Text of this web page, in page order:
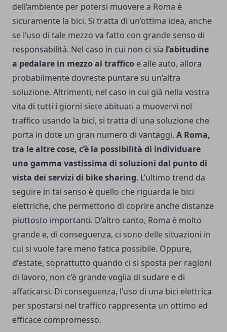
dell’ambiente per potersi muovere a Roma è
sicuramente la bici. Si tratta di un’ottima idea, anche
se l’uso di tale mezzo va fatto con grande senso di
responsabilità. Nel caso in cui non ci sia l’abitudine
a pedalare in mezzo al traffico e alle auto, allora
probabilmente dovreste puntare su un’altra
soluzione. Altrimenti, nel caso in cui già nella vostra
vita di tutti i giorni siete abituati a muovervi nel
traffico usando la bici, si tratta di una soluzione che
porta in dote un gran numero di vantaggi. A Roma,
tra le altre cose, c’è la possibilità di individuare
una gamma vastissima di soluzioni dal punto di
vista dei servizi di bike sharing. L’ultimo trend da
seguire in tal senso è quello che riguarda le bici
elettriche, che permettono di coprire anche distanze
piuttosto importanti. D’altro canto, Roma è molto
grande e, di conseguenza, ci sono delle situazioni in
cui si vuole fare meno fatica possibile. Oppure,
d’estate, soprattutto quando ci si sposta per ragioni
di lavoro, non c’è grande voglia di sudare e di
affaticarsi. Di conseguenza, l’uso di una bici elettrica
per spostarsi nel traffico rappresenta un ottimo ed
efficace compromesso.